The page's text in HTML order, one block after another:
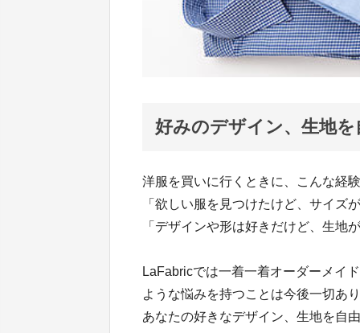
好みのデザイン、生地
洋服を買いに行くときに、こんな経
「欲しい服を見つけたけど、サイズ
「デザインや形は好きだけど、生地
LaFabricでは一着一着オーダーメイ
ような悩みを持つことは今後一切あ
あなたの好きなデザイン、生地を自